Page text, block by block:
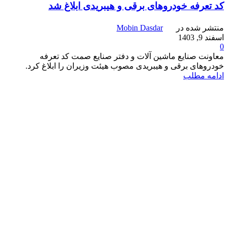
کد تعرفه خودروهای برقی و هیبریدی ابلاغ شد
منتشر شده در
Mobin Dasdar
اسفند 9, 1403
0
معاونت صنایع ماشین آلات و دفتر صنایع صمت کد تعرفه
خودروهای برقی و هیبریدی مصوب هیئت وزیران را ابلاغ کرد.
ادامه مطلب